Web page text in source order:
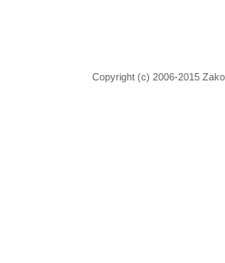
Copyright (c) 2006-2015